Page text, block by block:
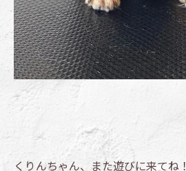
くりんちゃん、また遊びに来てね！